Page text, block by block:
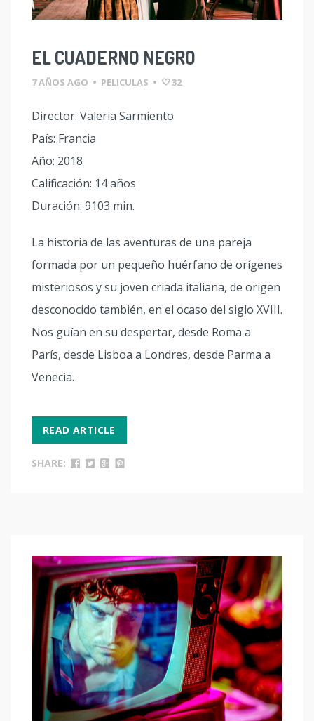
EL CUADERNO NEGRO
7 AÑOS AGO • PELICULAS • 32
Director: Valeria Sarmiento
País: Francia
Año: 2018
Calificación: 14 años
Duración: 9103 min.
La historia de las aventuras de una pareja
formada por un pequeño huérfano de orígenes
misteriosos y su joven criada italiana, de origen
desconocido también, en el ocaso del siglo XVIII.
Nos guían en su despertar, desde Roma a
París, desde Lisboa a Londres, desde Parma a
Venecia.
READ ARTICLE
SHARE: